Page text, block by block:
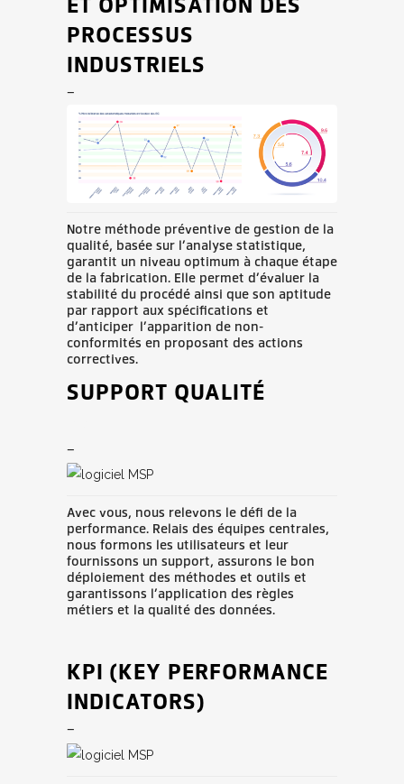
PROCESSUS
INDUSTRIELS
Notre méthode préventive de gestion de la
qualité, basée sur l’analyse statistique,
garantit un niveau optimum à chaque étape
de la fabrication. Elle permet d’évaluer la
stabilité du procédé ainsi que son aptitude
par rapport aux spécifications et
d’anticiper l’apparition de non-
conformités en proposant des actions
correctives.
SUPPORT QUALITÉ
Avec vous, nous relevons le défi de la
performance. Relais des équipes centrales,
nous formons les utilisateurs et leur
fournissons un support, assurons le bon
déploiement des méthodes et outils et
garantissons l’application des règles
métiers et la qualité des données.
KPI (KEY PERFORMANCE
INDICATORS)